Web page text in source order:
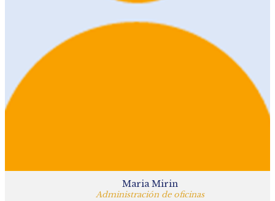
Maria Mirin
Administración de oficinas